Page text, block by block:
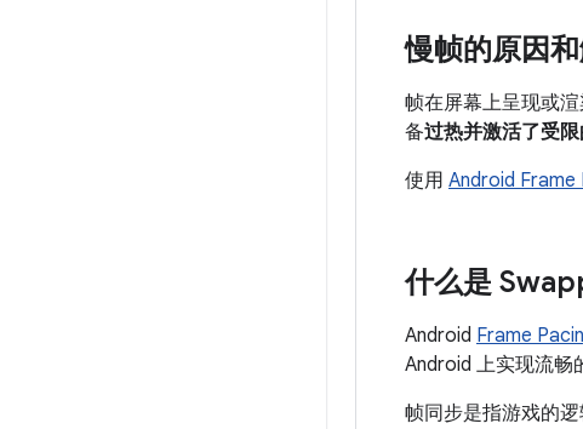
慢帧的原因
帧在屏幕上呈现或
备过热并激活了受
使用 Android Frame
什么是
Android Frame
Android 上实现流畅
帧同步是指游戏的